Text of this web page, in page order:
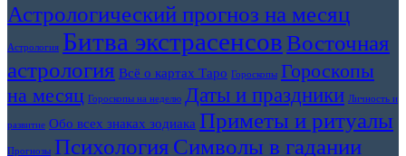
Астрологический прогноз на месяц
Астрология Битва экстрасенсовВосточная
астрология Всё о картах Таро Гороскопы Гороскопы
на месяц Гороскопы на неделю Даты и праздники Личность и
развитие Обо всех знаках зодиака Приметы и ритуалы
Прогнозы Психология Символы в гадании